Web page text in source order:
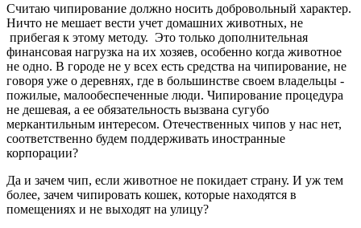
Считаю чипирование должно носить добровольный характер.
Ничто не мешает вести учет домашних животных, не
прибегая к этому методу. Это только дополнительная
финансовая нагрузка на их хозяев, особенно когда животное
не одно. В городе не у всех есть средства на чипирование, не
говоря уже о деревнях, где в большинстве своем владельцы -
пожилые, малообеспеченные люди. Чипирование процедура
не дешевая, а ее обязательность вызвана сугубо
меркантильным интересом. Отечественных чипов у нас нет,
соответственно будем поддерживать иностранные
корпорации?
Да и зачем чип, если животное не покидает страну. И уж тем
более, зачем чипировать кошек, которые находятся в
помещениях и не выходят на улицу?